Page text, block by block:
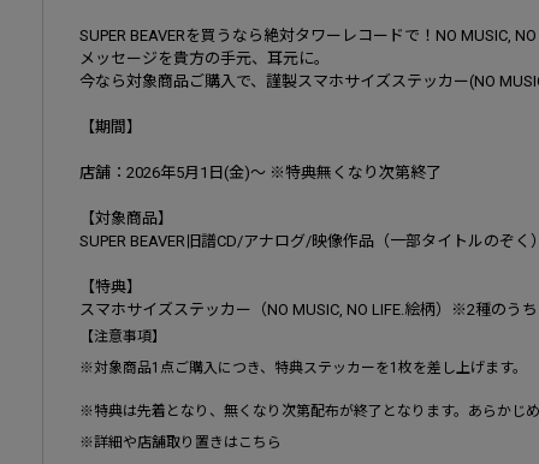
SUPER BEAVERを買うなら絶対タワーレコードで！NO MUSIC,
メッセージを貴方の手元、耳元に。
今なら対象商品ご購入で、謹製スマホサイズステッカー(NO
【期間】
店舗：2026年5月1日(金)～ ※特典無くなり次第終了
【対象商品】
SUPER BEAVER旧譜CD/アナログ/映像作品（一部タイトルのぞく
【特典】
スマホサイズステッカー（NO MUSIC, NO LIFE.絵柄）※2種のう
【注意事項】
※対象商品1点ご購入につき、特典ステッカーを1枚を差し上げます。
※特典は先着となり、無くなり次第配布が終了となります。あらかじ
※詳細や店舗取り置きはこちら